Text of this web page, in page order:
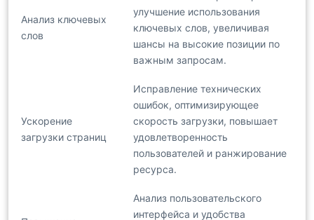
Анализ ключевых
слов
улучшение использования
ключевых слов, увеличивая
шансы на высокие позиции по
важным запросам.
Ускорение
загрузки страниц
Исправление технических
ошибок, оптимизирующее
скорость загрузки, повышает
удовлетворенность
пользователей и ранжирование
ресурса.
Анализ пользовательского
интерфейса и удобства